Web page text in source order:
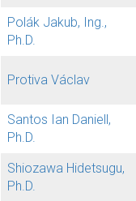
Polák Jakub, Ing.,
Ph.D.
Protiva Václav
Santos Ian Daniell,
Ph.D.
Shiozawa Hidetsugu,
Ph.D.